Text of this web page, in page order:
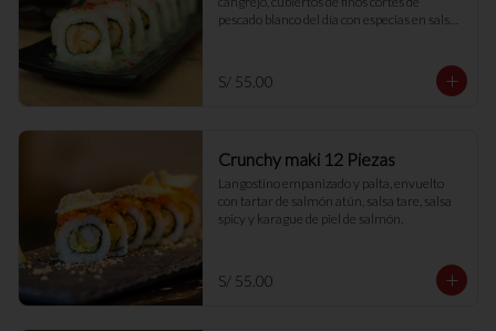
pescado blanco del día con especias en salsa
S/ 55.00
Crunchy maki 12 Piezas
Langostino empanizado y palta, envuelto
con tartar de salmón atún, salsa tare, salsa
spicy y karague de piel de salmón.
S/ 55.00